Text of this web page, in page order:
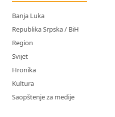
Banja Luka
Republika Srpska / BiH
Region
Svijet
Hronika
Kultura
Saopštenje za medije